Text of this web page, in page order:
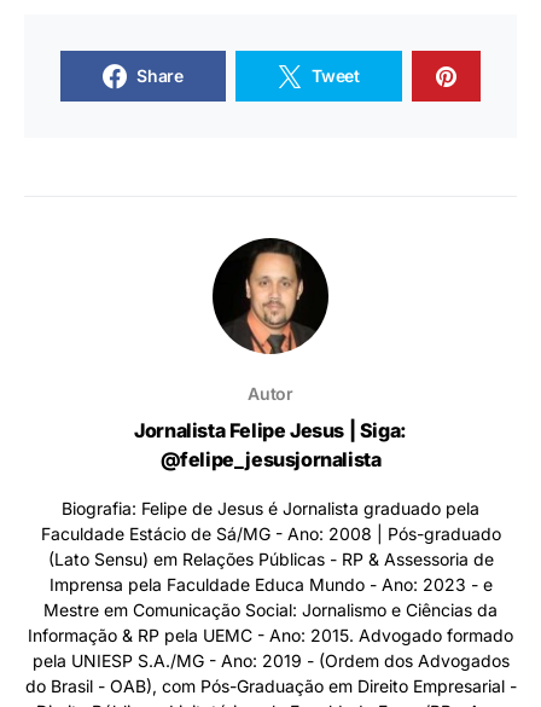
Share Tweet
Autor
Jornalista Felipe Jesus | Siga:
@felipe_jesusjornalista
Biografia: Felipe de Jesus é Jornalista graduado pela
Faculdade Estácio de Sá/MG - Ano: 2008 | Pós-graduado
(Lato Sensu) em Relações Públicas - RP & Assessoria de
Imprensa pela Faculdade Educa Mundo - Ano: 2023 - e
Mestre em Comunicação Social: Jornalismo e Ciências da
Informação & RP pela UEMC - Ano: 2015. Advogado formado
pela UNIESP S.A./MG - Ano: 2019 - (Ordem dos Advogados
do Brasil - OAB), com Pós-Graduação em Direito Empresarial -